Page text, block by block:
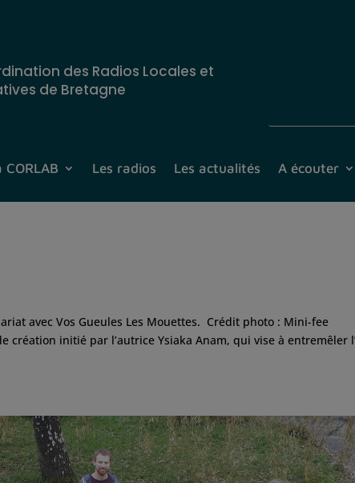
des Radios Locales et
de Bretagne
CORLAB Les radios Les actualités A écouter
avec Vos Gueules Les Mouettes. Crédit photo : Mini-fee
création initié par l’autrice Ysiaka Anam, qui vise à entremêler